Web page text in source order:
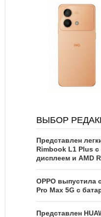
ВЫБОР
Представлен
Rimbook L1 Plus
дисплеем и AMD
OPPO выпустила
Pro Max 5G с
Представлен